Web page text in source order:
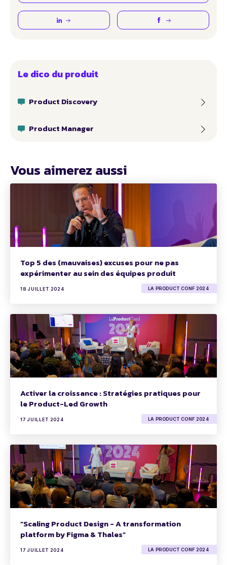
Le dico du produit
Product Discovery
Product Manager
Vous aimerez aussi
Top 5 des (mauvaises) excuses pour ne pas
expérimenter au sein des équipes produit
18 JUILLET 2024 LA PRODUCT CONF 2024
Activer la croissance : Stratégies pratiques pour
le Product-Led Growth
17 JUILLET 2024 LA PRODUCT CONF 2024
“Scaling Product Design - A transformation
platform by Figma & Thales”
17 JUILLET 2024 LA PRODUCT CONF 2024